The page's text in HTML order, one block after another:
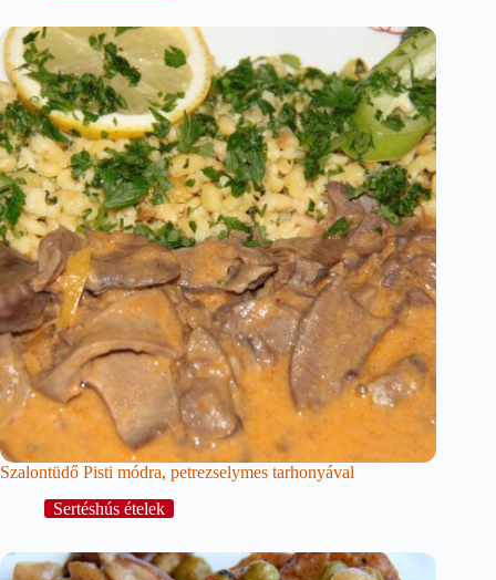
Szalontüdő Pisti módra, petrezselymes tarhonyával
Sertéshús ételek